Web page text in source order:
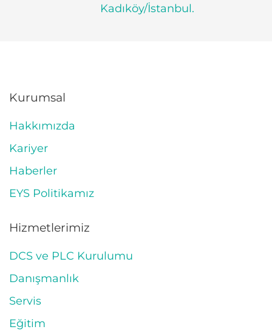
Kadıköy/İstanbul.
Kurumsal
Hakkımızda
Kariyer
Haberler
EYS Politikamız
Hizmetlerimiz
DCS ve PLC Kurulumu
Danışmanlık
Servis
Eğitim